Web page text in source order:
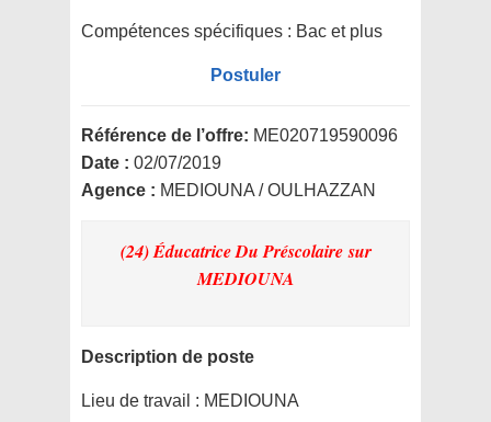
Compétences spécifiques : Bac et plus
Postuler
Référence de l’offre: ME020719590096
Date : 02/07/2019
Agence : MEDIOUNA / OULHAZZAN
(24) Éducatrice Du Préscolairesur
MEDIOUNA
Description de poste
Lieu de travail : MEDIOUNA